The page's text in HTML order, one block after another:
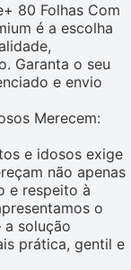
80 Folhas Com
é a escolha
Garanta o seu
e envio
Merecem:
e idosos exige
não apenas
e respeito à
o
a solução
prática, gentil e